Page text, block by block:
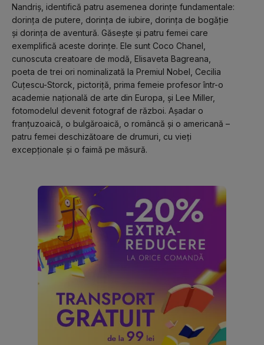
Nandriș, identifică patru asemenea dorințe fundamentale:
dorința de putere, dorința de iubire, dorința de bogăție
și dorința de aventură. Găsește și patru femei care
exemplifică aceste dorințe. Ele sunt Coco Chanel,
cunoscuta creatoare de modă, Elisaveta Bagreana,
poeta de trei ori nominalizată la Premiul Nobel, Cecilia
Cuțescu-Storck, pictoriță, prima femeie profesor într-o
academie națională de arte din Europa, și Lee Miller,
fotomodelul devenit fotograf de război. Așadar o
franțuzoaică, o bulgăroaică, o româncă și o americană –
patru femei deschizătoare de drumuri, cu vieți
excepționale și o faimă pe măsură.